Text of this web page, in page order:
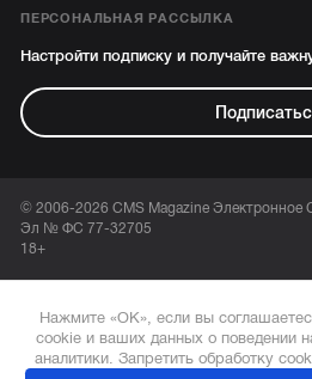
ПЕРСОНАЛЬНАЯ РАССЫЛКА
Настройти подписку и получайте
© 2006-2026 CMS Magazine
Эл № ФС 77-32705
18+
Нажмите «ОК», если вы
cookie и ваших данных о поведении
аналитики. Запретить обработку